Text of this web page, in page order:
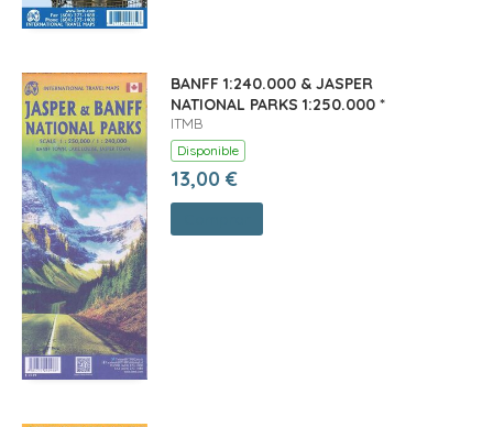
BANFF 1:240.000 & JASPER
NATIONAL PARKS 1:250.000 *
ITMB
Disponible
13,00 €